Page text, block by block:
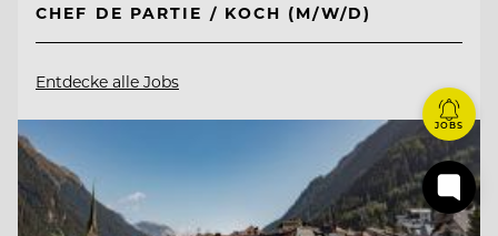
CHEF DE PARTIE / KOCH (M/W/D)
Entdecke alle Jobs
JOBS